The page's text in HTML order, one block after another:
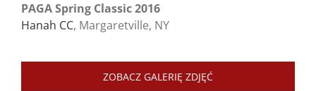
PAGA Spring Classic 2016
Hanah CC, Margaretville, NY
ZOBACZ GALERIĘ ZDJĘĆ